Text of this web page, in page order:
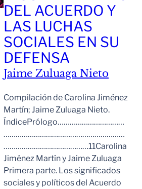
DEL ACUERDO Y
LAS LUCHAS
SOCIALES EN SU
DEFENSA
Jaime Zuluaga Nieto
Compilación de Carolina Jiménez
Martín; Jaime Zuluaga Nieto.
ÍndicePrólogo……………………………
……………………………………………………
……………………………………11Carolina
Jiménez Martín y Jaime Zuluaga
Primera parte. Los significados
sociales y políticos del Acuerdo